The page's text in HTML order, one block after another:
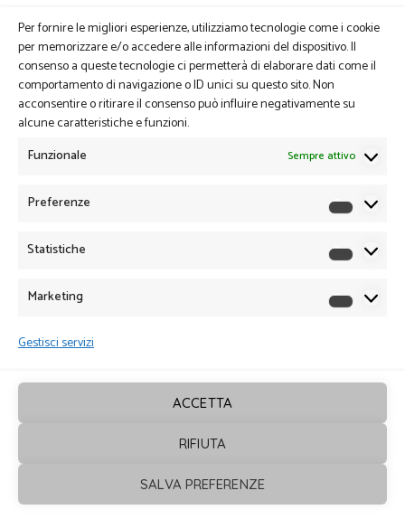
Per fornire le migliori esperienze, utilizziamo tecnologie come i cookie
per memorizzare e/o accedere alle informazioni del dispositivo. Il
consenso a queste tecnologie ci permetterà di elaborare dati come il
comportamento di navigazione o ID unici su questo sito. Non
acconsentire o ritirare il consenso può influire negativamente su
alcune caratteristiche e funzioni.
Funzionale
Sempre attivo
Preferenze
Statistiche
Marketing
Gestisci servizi
ACCETTA
RIFIUTA
SALVA PREFERENZE
Sagrafica© 2026. Tutti i diritti sono
riservati - Powered byENKEY